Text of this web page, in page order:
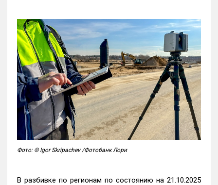
Фото: © Igor Skripachev /Фотобанк Лори
В разбивке по регионам по состоянию на 21.10.2025